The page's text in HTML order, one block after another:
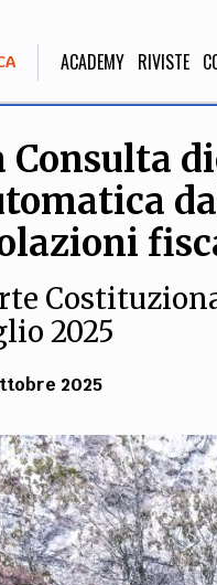
ACADEMY RIVISTE
Viaggi,
Consulta
2025
2025